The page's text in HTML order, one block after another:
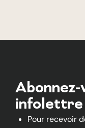
infolettre
Pour recevoir